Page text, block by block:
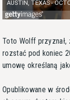
Toto Wolff
rozstać pod koniec
umowę określaną
Opublikowane w